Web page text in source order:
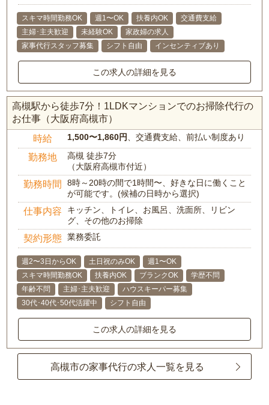
スキマ時間勤務OK 週1〜OK 扶養内OK
交通費支給
主婦･主夫歓迎
未経験OK
家政婦の求人
家事代行スタッフ募集
シフト自由 インセンティブあり
この求人の詳細を見る
高槻駅から徒歩7分！1LDKマンションでのお掃除代行の
お仕事（大阪府高槻市）
時給 1,500〜1,860円 、交通費支給、前払い制度あり
勤務地
高槻 徒歩7分
（大阪府高槻市付近）
勤務時間
8時～20時の間で1時間〜、好きな日に働くこと
が可能です。(候補の日時から選択)
仕事内容
キッチン、トイレ、お風呂、洗面所、リビン
グ、その他のお掃除
契約形態 業務委託
週2〜3日からOK 土日祝のみOK
週1〜OK
スキマ時間勤務OK
扶養内OK ブランクOK
学歴不問
年齢不問
主婦･主夫歓迎
ハウスキーパー募集
30代･40代･50代活躍中
シフト自由
この求人の詳細を見る
高槻市の家事代行の求人一覧を見る